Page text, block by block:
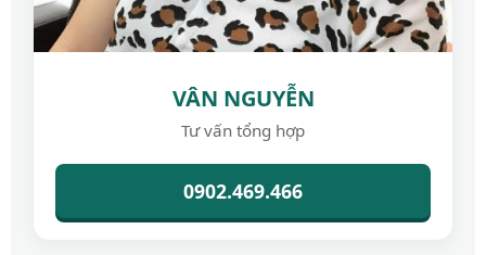
VÂN NGUYỄN
Tư vấn tổng hợp
0902.469.466